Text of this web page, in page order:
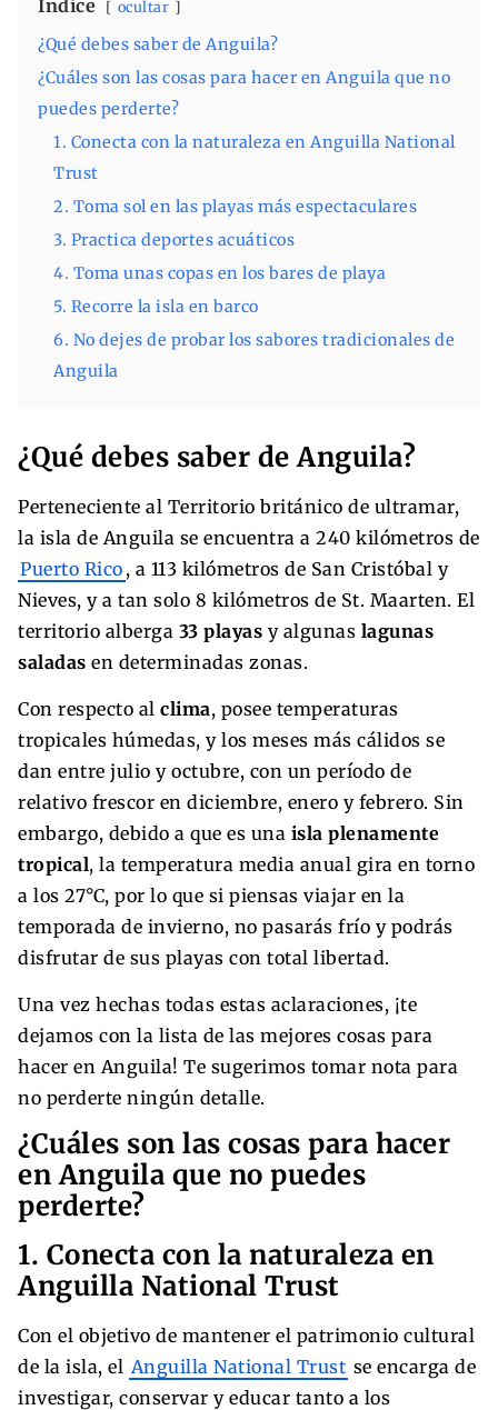
Índice ocultar
¿Qué debes saber de Anguila?
¿Cuáles son las cosas para hacer en Anguila que no
puedes perderte?
1. Conecta con la naturaleza en Anguilla National
Trust
2. Toma sol en las playas más espectaculares
3. Practica deportes acuáticos
4. Toma unas copas en los bares de playa
5. Recorre la isla en barco
6. No dejes de probar los sabores tradicionales de
Anguila
¿Qué debes saber de Anguila?
Perteneciente al Territorio británico de ultramar,
la isla de Anguila se encuentra a 240 kilómetros de
Puerto Rico , a 113 kilómetros de San Cristóbal y
Nieves, y a tan solo 8 kilómetros de St. Maarten. El
territorio alberga 33 playas y algunas lagunas
saladas en determinadas zonas.
Con respecto al clima, posee temperaturas
tropicales húmedas, y los meses más cálidos se
dan entre julio y octubre, con un período de
relativo frescor en diciembre, enero y febrero. Sin
embargo, debido a que es una isla plenamente
tropical, la temperatura media anual gira en torno
a los 27°C, por lo que si piensas viajar en la
temporada de invierno, no pasarás frío y podrás
disfrutar de sus playas con total libertad.
Una vez hechas todas estas aclaraciones, ¡te
dejamos con la lista de las mejores cosas para
hacer en Anguila! Te sugerimos tomar nota para
no perderte ningún detalle.
¿Cuáles son las cosas para hacer
en Anguila que no puedes
perderte?
1. Conecta con la naturaleza en
Anguilla National Trust
Con el objetivo de mantener el patrimonio cultural
de la isla, el Anguilla National Trust se encarga de
investigar, conservar y educar tanto a los